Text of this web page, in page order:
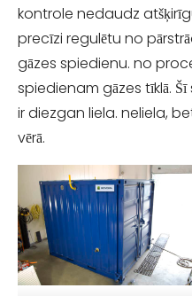
kontrole nedaudz
precīzi regulētu no
gāzes spiedienu. no
spiedienam gāzes tīklā.
ir diezgan liela. neliela,
vērā.